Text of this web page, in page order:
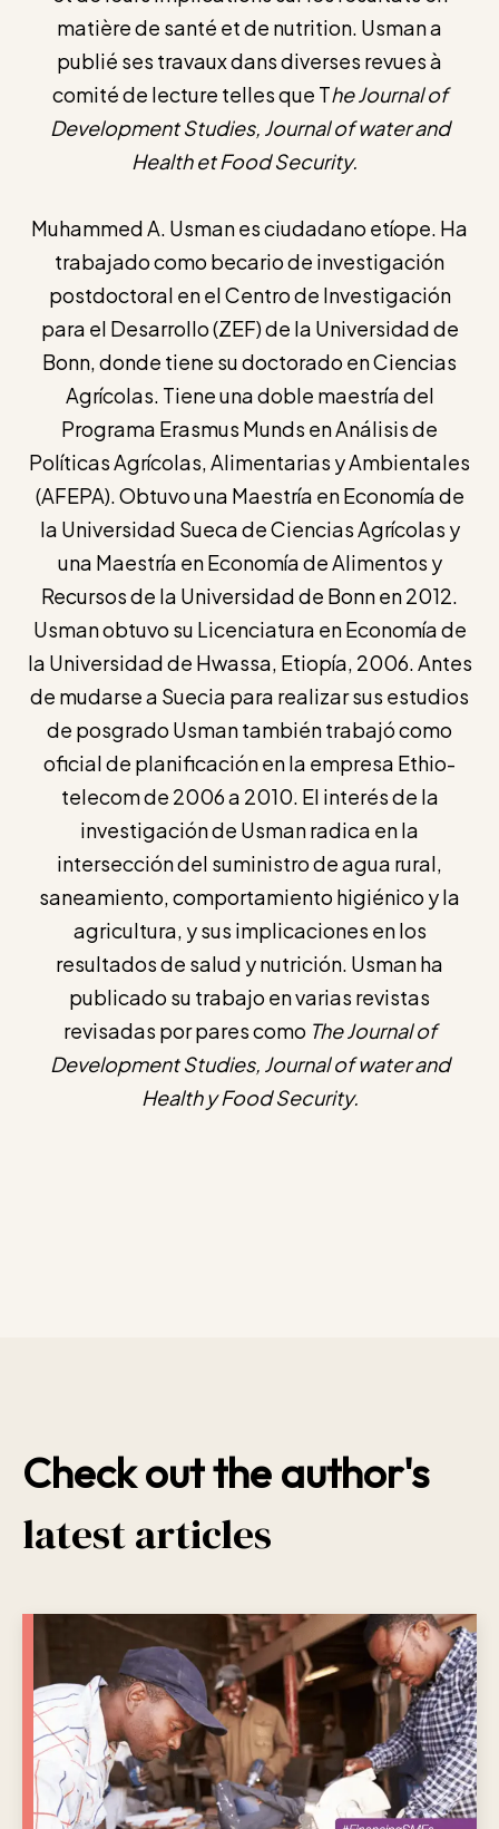
matière de santé et de nutrition. Usman a
publié ses travaux dans diverses revues à
comité de lecture telles que The Journal of
Development Studies, Journal of water and
Health et Food Security.
Muhammed A. Usman es ciudadano etíope. Ha
trabajado como becario de investigación
postdoctoral en el Centro de Investigación
para el Desarrollo (ZEF) de la Universidad de
Bonn, donde tiene su doctorado en Ciencias
Agrícolas. Tiene una doble maestría del
Programa Erasmus Munds en Análisis de
Políticas Agrícolas, Alimentarias y Ambientales
(AFEPA). Obtuvo una Maestría en Economía de
la Universidad Sueca de Ciencias Agrícolas y
una Maestría en Economía de Alimentos y
Recursos de la Universidad de Bonn en 2012.
Usman obtuvo su Licenciatura en Economía de
la Universidad de Hwassa, Etiopía, 2006. Antes
de mudarse a Suecia para realizar sus estudios
de posgrado Usman también trabajó como
oficial de planificación en la empresa Ethio-
telecom de 2006 a 2010. El interés de la
investigación de Usman radica en la
intersección del suministro de agua rural,
saneamiento, comportamiento higiénico y la
agricultura, y sus implicaciones en los
resultados de salud y nutrición. Usman ha
publicado su trabajo en varias revistas
revisadas por pares como The Journal of
Development Studies, Journal of water and
Health y Food Security.
Check out the author's
latest articles